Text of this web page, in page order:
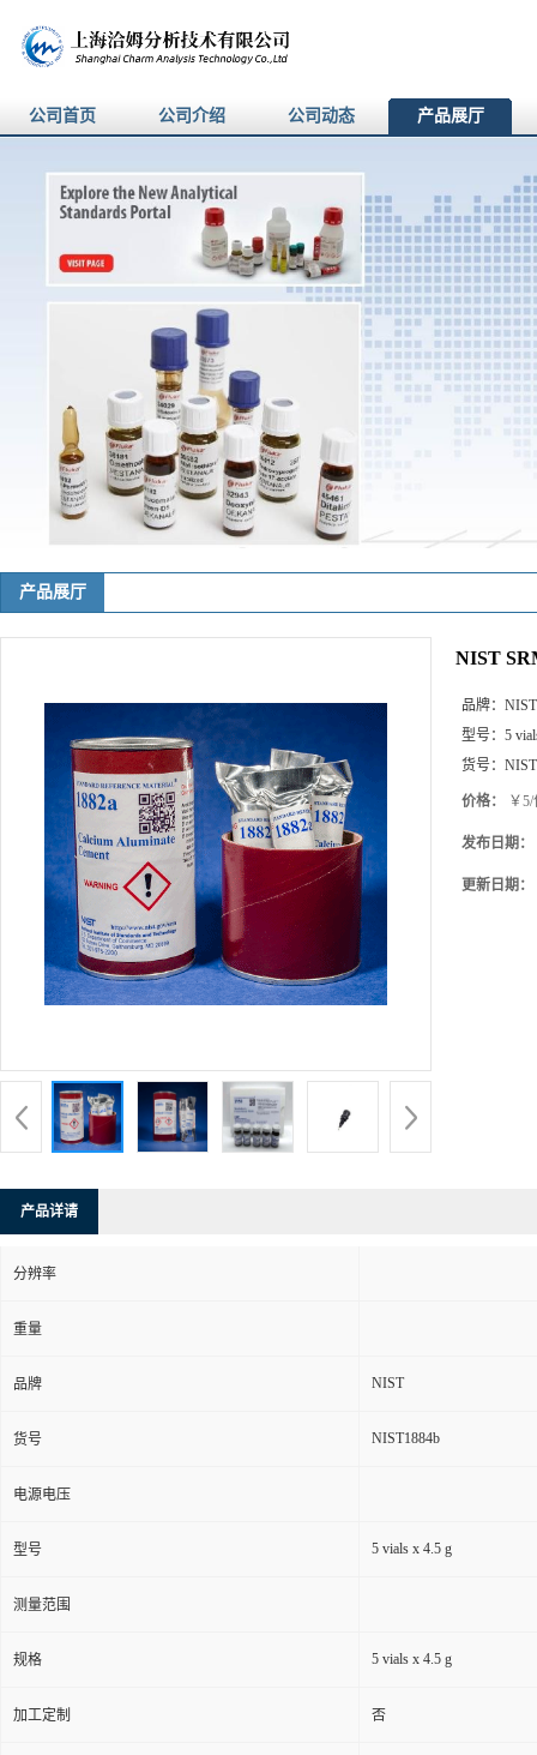
公司首页 公司介绍 公司动态 产品展厅
产品展厅
NIST
品牌： NIST
型号： 5
货号：
价格： ￥
发布日期：
更新日期：
产品详请
分辨率
重量
品牌 NIST
货号 NIST1884b
电源电压
型号 5 vials x 4.5 g
测量范围
规格 5 vials x 4.5 g
加工定制 否